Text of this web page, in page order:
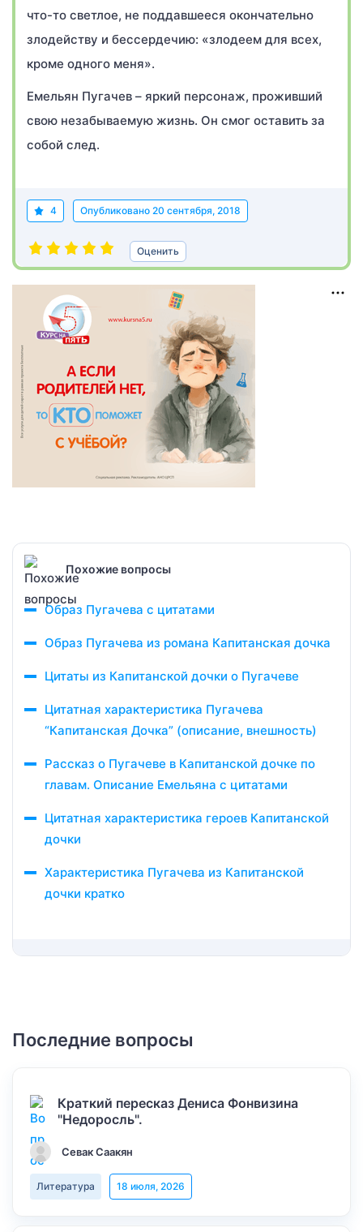
что-то светлое, не поддавшееся окончательно
злодейству и бессердечию: «злодеем для всех,
кроме одного меня».
Емельян Пугачев – яркий персонаж, проживший
свою незабываемую жизнь. Он смог оставить за
собой след.
4 Опубликовано 20 сентября, 2018
Оценить
Похожие вопросы
Образ Пугачева с цитатами
Образ Пугачева из романа Капитанская дочка
Цитаты из Капитанской дочки о Пугачеве
Цитатная характеристика Пугачева
“Капитанская Дочка” (описание, внешность)
Рассказ о Пугачеве в Капитанской дочке по
главам. Описание Емельяна с цитатами
Цитатная характеристика героев Капитанской
дочки
Характеристика Пугачева из Капитанской
дочки кратко
Последние вопросы
Краткий пересказ Дениса Фонвизина
"Недоросль".
Севак Саакян
Литература 18 июля, 2026